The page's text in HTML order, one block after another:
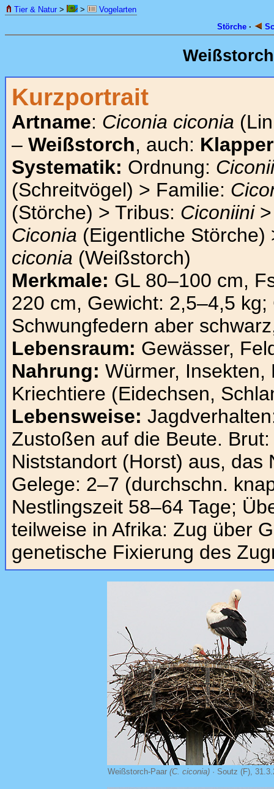
Tier & Natur > >
Vogelarten
Störche ·
Kurzportrait
Artname: Ciconia ciconia
– Weißstorch, auch:
Systematik: Ordnung:
(Schreitvögel) > Familie:
(Störche) > Tribus: Ciconiini>
Ciconia (Eigentliche
ciconia (Weißstorch)
Merkmale: GL 80–100 cm,
220 cm, Gewicht: 2,5–4,5
Schwungfedern aber
Lebensraum: Gewässer,
Nahrung: Würmer,
Kriechtiere (Eidechsen,
Lebensweise:
Zustoßen auf die Beute.
Niststandort (Horst) aus, das
Gelege: 2–7 (durchschn.
Nestlingszeit 58–64 Tage;
teilweise in Afrika: Zug über
genetische Fixierung des
Weißstorch-Paar (C. ciconia)· Soutz (F),